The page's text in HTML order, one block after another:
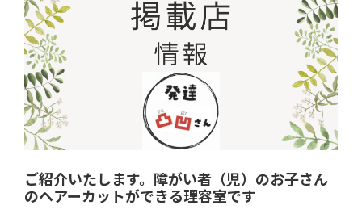
ご紹介いたします。障がい者（児）のお子さん
のヘアーカットができる理容室です